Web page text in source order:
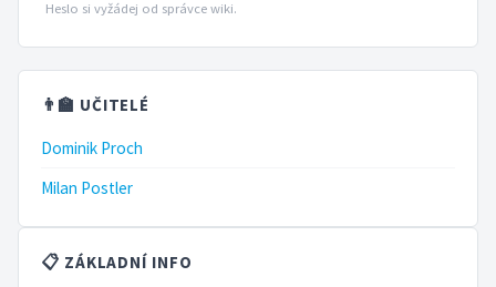
Heslo si vyžádej od správce wiki.
👨‍🏫 UČITELÉ
Dominik Proch
Milan Postler
📋 ZÁKLADNÍ INFO